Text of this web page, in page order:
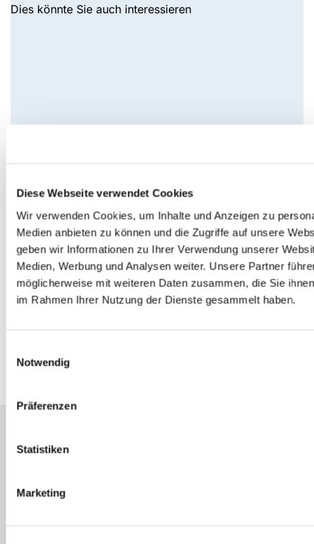
Diese Webseite verwendet Cookies
Wir verwenden Cookies, um Inhalte und Anzeigen zu
Medien anbieten zu können und die Zugriffe auf unsere
geben wir Informationen zu Ihrer Verwendung unserer
Medien, Werbung und Analysen weiter. Unsere Partner
möglicherweise mit weiteren Daten zusammen, die Sie
im Rahmen Ihrer Nutzung der Dienste gesammelt haben.
Notwendig
Präferenzen
Statistiken
Marketing
Dies könnte Sie auch interessieren
0
Altenbeken-Neuenheerse Brunnenstr. 10
Fon:05253-2215